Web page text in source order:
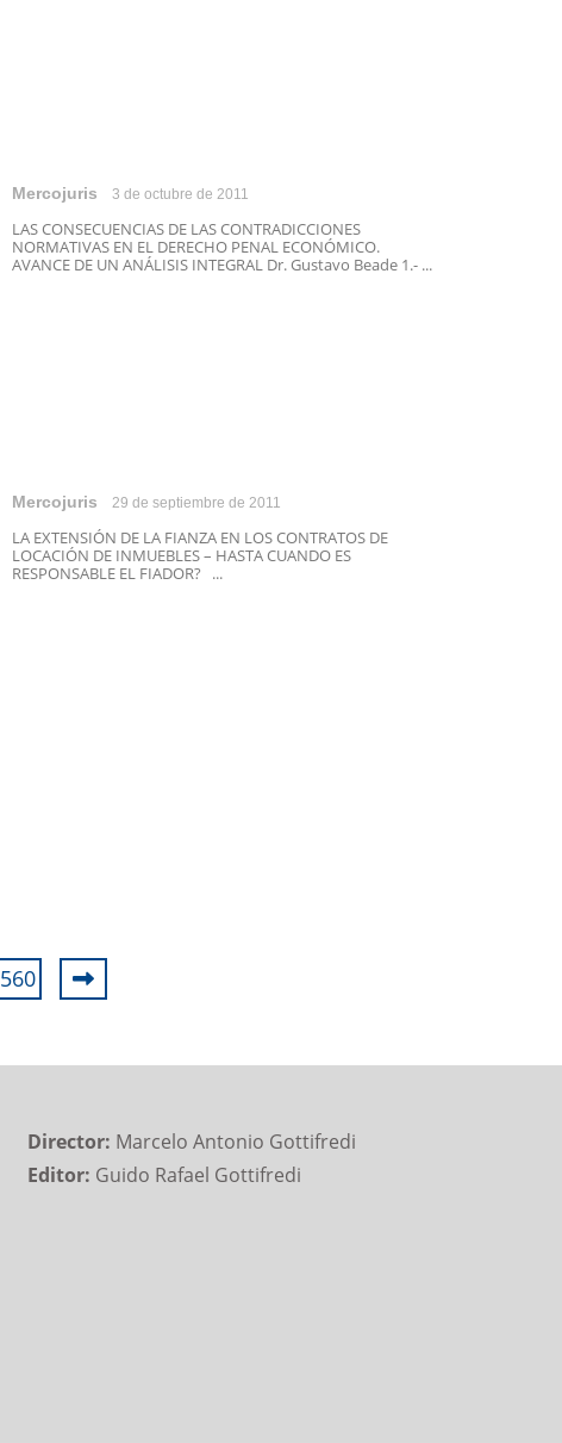
Mercojuris 3 de octubre de 2011
LAS CONSECUENCIAS DE LAS CONTRADICCIONES
NORMATIVAS EN EL DERECHO PENAL ECONÓMICO.
AVANCE DE UN ANÁLISIS INTEGRAL Dr. Gustavo Beade 1.- ...
Mercojuris 29 de septiembre de 2011
LA EXTENSIÓN DE LA FIANZA EN LOS CONTRATOS DE
LOCACIÓN DE INMUEBLES – HASTA CUANDO ES
RESPONSABLE EL FIADOR? ...
560
Director: Marcelo Antonio Gottifredi
Editor: Guido Rafael Gottifredi